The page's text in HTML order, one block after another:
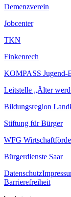
Demenzverein
Jobcenter
TKN
Finkenrech
KOMPASS Jugend-
Leitstelle „Älter
Bildungsregion
Stiftung für Bürger
WFG
Bürgerdienste Saar
Datenschutz
Barrierefreiheit